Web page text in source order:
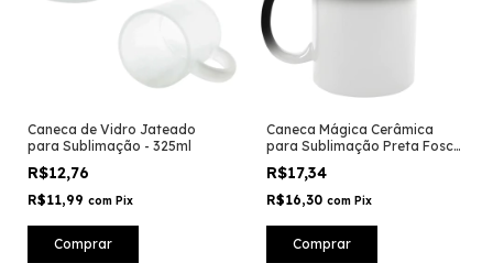
Caneca de Vidro Jateado
para Sublimação - 325ml
R$12,76
R$11,99 com Pix
Caneca Mágica Cerâmica
para Sublimação Preta Fosca
R$17,34
R$16,30 com Pix